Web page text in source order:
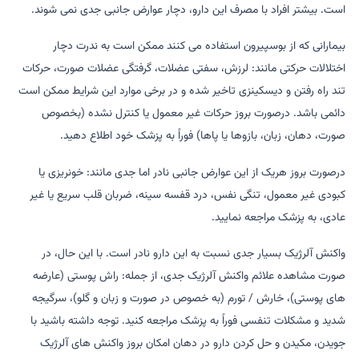
است. بیشتر افراد با مصرف این دارو، دچار عوارض جانبی جدی نمی شوند.
بیمارانی که از بوسپیرون استفاده می کنند ممکن است به ندرت دچار
اختلالات حرکتی مانند: لرزش، سفتی عضلات، گرفتگی عضلات صورت، حرکات
تند راه رفتن و دیسکینزی تاخیر شده و در برخی موارد این شرایط ممکن است
دائمی باشد. درصورت بروز حرکات غیر معمول یا کنترل نشده (بخصوص
صورت، دهان، زبان، بازوها یا پاها) فوراً به پزشک خود اطلاع دهید.
درصورت بروز هریک از این عوارض جانبی نادر اما جدی مانند: خونریزی یا
کبودی غیر معمول، تنگی نفس، درد قفسه سینه، ضربان قلب سریع یا غیر
عادی، به پزشک مراجعه نمایید.
واکنش آلرژیک بسیار جدی نسبت به این دارو نادر است. با این حال، در
صورت مشاهده علائم واکنش آلرژیک جدی، از جمله: راش پوستی (عارضه
های پوستی)، خارش / تورم (به خصوص در صورت و زبان و گلو)، سرگیجه
شدید و مشکلات تنفسی فوراً به پزشک مراجعه کنید. توجه داشته باشید با
جویدن، مکیدن و حل کردن دارو در دهان امکان بروز واکنش های آلرژیک